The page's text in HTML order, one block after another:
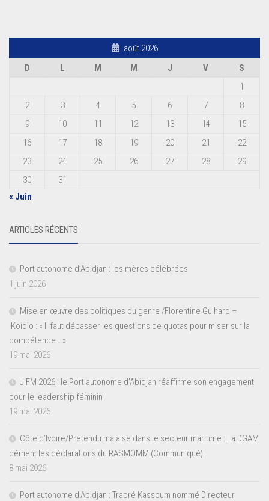
août 2026
D
L M M J V
S
1
2
3 4 5 6 7
8
9
10 11 12 13 14
15
16
17 18 19 20 21
22
23
24 25 26 27 28
29
30
31
« Juin
ARTICLES RÉCENTS
Port autonome d’Abidjan : les mères célébrées
1 juin 2026
Mise en œuvre des politiques du genre /Florentine Guihard –
Koidio : « Il faut dépasser les questions de quotas pour miser sur la
compétence… »
19 mai 2026
JIFM 2026 : le Port autonome d’Abidjan réaffirme son engagement
pour le leadership féminin
19 mai 2026
Côte d’Ivoire/Prétendu malaise dans le secteur maritime : La DGAM
dément les déclarations du RASMOMM (Communiqué)
8 mai 2026
Port autonome d’Abidjan : Traoré Kassoum nommé Directeur